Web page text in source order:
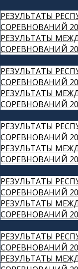
РЕЗУЛЬТАТЫ
СОРЕВНОВАНИЙ
РЕЗУЛЬТАТЫ
СОРЕВНОВАНИЙ
РЕЗУЛЬТАТЫ
СОРЕВНОВАНИЙ
РЕЗУЛЬТАТЫ
СОРЕВНОВАНИЙ
РЕЗУЛЬТАТЫ
СОРЕВНОВАНИЙ
РЕЗУЛЬТАТЫ
СОРЕВНОВАНИЙ
РЕЗУЛЬТАТЫ
СОРЕВНОВАНИЙ
РЕЗУЛЬТАТЫ
СОРЕВНОВАНИЙ
РЕЗУЛЬТАТЫ
СОРЕВНОВАНИЙ
РЕЗУЛЬТАТЫ